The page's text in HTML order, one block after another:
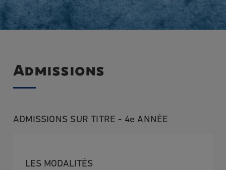
Admissions
ADMISSIONS SUR TITRE - 4e ANNÉE
LES MODALITÉS